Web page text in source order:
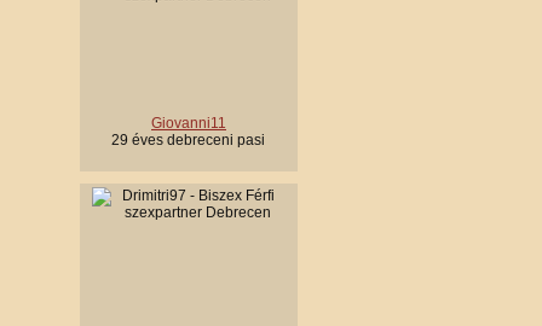
Giovanni11
29 éves debreceni pasi